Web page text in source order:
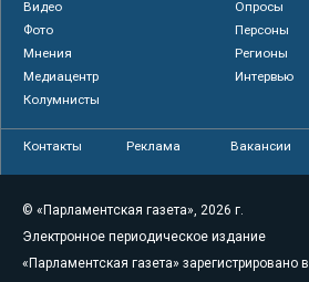
Видео
Опросы
Фото
Персоны
Мнения
Регионы
Медиацентр
Интервью
Колумнисты
Контакты Реклама Вакансии
© «Парламентская газета», 2026 г.
Электронное периодическое издание
«Парламентская газета» зарегистрировано в